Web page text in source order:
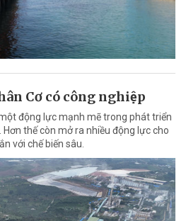
Cơ có công nghiệp
động lực mạnh mẽ trong phát triển
Hơn thế còn mở ra nhiều động lực cho
với chế biến sâu.